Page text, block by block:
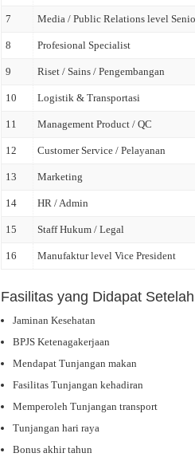
7 Media / Public Relations level
8 Profesional Specialist
9 Riset / Sains / Pengembangan
10 Logistik & Transportasi
11 Management Product / QC
12 Customer Service / Pelayanan
13 Marketing
14 HR / Admin
15 Staff Hukum / Legal
16 Manufaktur level Vice President
Fasilitas yang Didapat
Jaminan Kesehatan
BPJS Ketenagakerjaan
Mendapat Tunjangan makan
Fasilitas Tunjangan kehadiran
Memperoleh Tunjangan transport
Tunjangan hari raya
Bonus akhir tahun